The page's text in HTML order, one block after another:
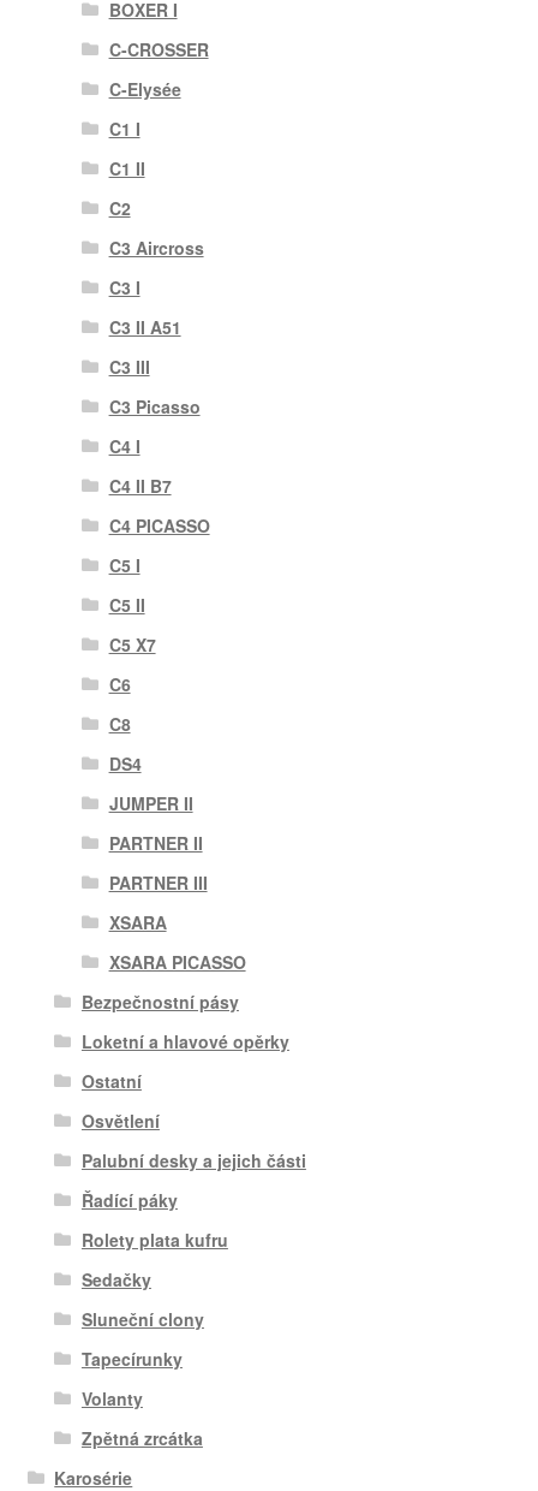
BOXER I
C-CROSSER
C-Elysée
C1 I
C1 II
C2
C3 Aircross
C3 I
C3 II A51
C3 III
C3 Picasso
C4 I
C4 II B7
C4 PICASSO
C5 I
C5 II
C5 X7
C6
C8
DS4
JUMPER II
PARTNER II
PARTNER III
XSARA
XSARA PICASSO
Bezpečnostní pásy
Loketní a hlavové opěrky
Ostatní
Osvětlení
Palubní desky a jejich části
Řadící páky
Rolety plata kufru
Sedačky
Sluneční clony
Tapecírunky
Volanty
Zpětná zrcátka
Karosérie